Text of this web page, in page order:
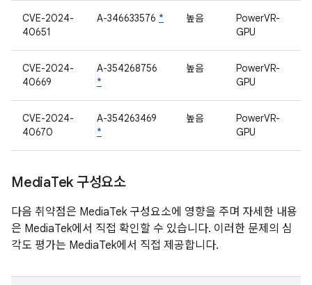
CVE-2024-
40651
A-346633576 * 높음
PowerVR-
GPU
CVE-2024-
40669
A-354268756
*
높음
PowerVR-
GPU
CVE-2024-
40670
A-354263469
*
높음
PowerVR-
GPU
MediaTek 구성요소
다음 취약점은 MediaTek 구성요소에 영향을 주며 자세한 내용
은 MediaTek에서 직접 확인할 수 있습니다. 이러한 문제의 심
각도 평가는 MediaTek에서 직접 제공합니다.